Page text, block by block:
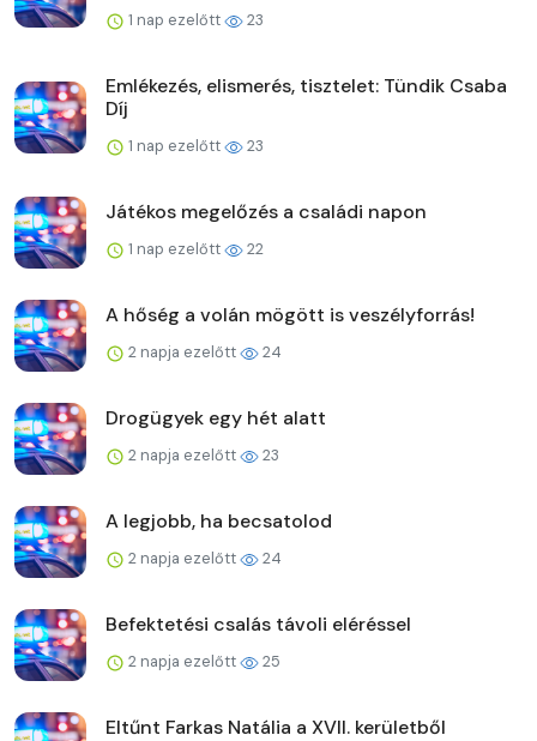
1 nap ezelőtt 23
Emlékezés, elismerés, tisztelet: Tündik Csaba
Díj
1 nap ezelőtt 23
Játékos megelőzés a családi napon
1 nap ezelőtt 22
A hőség a volán mögött is veszélyforrás!
2 napja ezelőtt 24
Drogügyek egy hét alatt
2 napja ezelőtt 23
A legjobb, ha becsatolod
2 napja ezelőtt 24
Befektetési csalás távoli eléréssel
2 napja ezelőtt 25
Eltűnt Farkas Natália a XVII. kerületből